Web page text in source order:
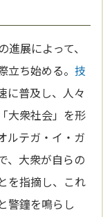
進展によって、
立ち始める。技
に普及し、人々
大衆社会」を形
ルテガ・イ・ガ
、大衆が自らの
を指摘し、これ
警鐘を鳴らし